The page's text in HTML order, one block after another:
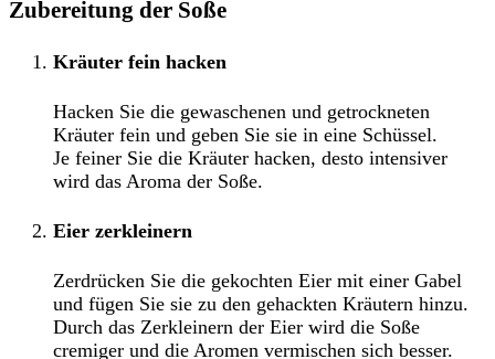
Zubereitung der Soße
Kräuter fein hacken
Hacken Sie die gewaschenen und getrockneten
Kräuter fein und geben Sie sie in eine Schüssel.
Je feiner Sie die Kräuter hacken, desto intensiver
wird das Aroma der Soße.
Eier zerkleinern
Zerdrücken Sie die gekochten Eier mit einer Gabel
und fügen Sie sie zu den gehackten Kräutern hinzu.
Durch das Zerkleinern der Eier wird die Soße
cremiger und die Aromen vermischen sich besser.